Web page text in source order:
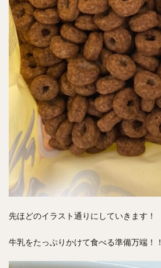
先ほどのイラスト通りにしていきます！
牛乳をたっぷりかけて食べる準備万端！！